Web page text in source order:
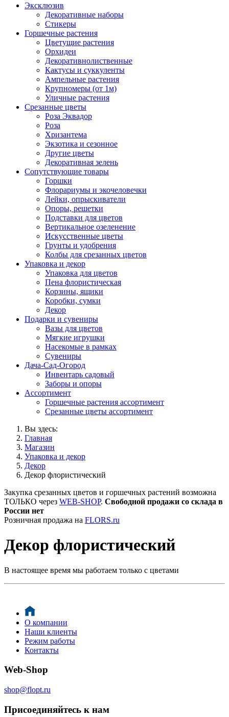
Эксклюзив
Декоративные наборы
Стикеры
Горшечные растения
Цветущие растения
Орхидеи
Декоративнолиственные
Кактусы и суккуленты
Ампельные растения
Крупномеры (от 1м)
Уличные растения
Срезанные цветы
Роза Эквадор
Роза
Хризантема
Экзотика и сезонное
Другие цветы
Декоративная зелень
Сопутствующие товары
Горшки
Флорариумы и экочеловечки
Лейки, опрыскиватели
Опоры, решетки
Подставки для цветов
Вертикальное озеленение
Искусственные цветы
Грунты и удобрения
Колбы для срезанных цветов
Упаковка и декор
Упаковка для цветов
Пена флористическая
Корзины, ящики
Коробки, сумки
Декор
Подарки и сувениры
Вазы для цветов
Мягкие игрушки
Насекомые в рамках
Сувениры
Дача-Сад-Огород
Инвентарь садовый
Заборы и опоры
Ассортимент
Горшечные растения ассортимент
Срезанные цветы ассортимент
Вы здесь:
Главная
Магазин
Упаковка и декор
Декор
Декор флористический
Закупка срезанных цветов и горшечных растений возможна
ТОЛЬКО через WEB-SHOP. Свободной продажи со склада в
России нет
Розничная продажа на FLORS.ru
Декор флористический
В настоящее время мы работаем только с цветами
О компании
Наши клиенты
Режим работы
Контакты
Web-Shop
shop@flopt.ru
Присоединяйтесь к нам